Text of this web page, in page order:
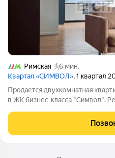
Римская
6 мин.
Квартал «СИМВОЛ», 1 квартал
Продается двухкомнатная
в ЖК бизнес-класса "Символ".
2018 г. Планировка: просторная
(12м) с гардеробной